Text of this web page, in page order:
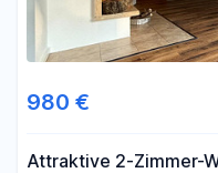
980 €
Attraktive 2-Zimmer-